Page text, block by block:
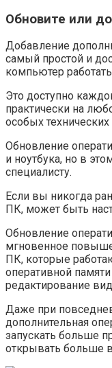
Обновите или
Добавление
самый простой и
компьютер
Это доступно
практически на
особых технических
Обновление
и ноутбука, но в
специалисту.
Если вы никогда
ПК, может быть
Обновление
мгновенное
ПК, которые
оперативной
редактирование
Даже при
дополнительная
запускать больше
открывать больше